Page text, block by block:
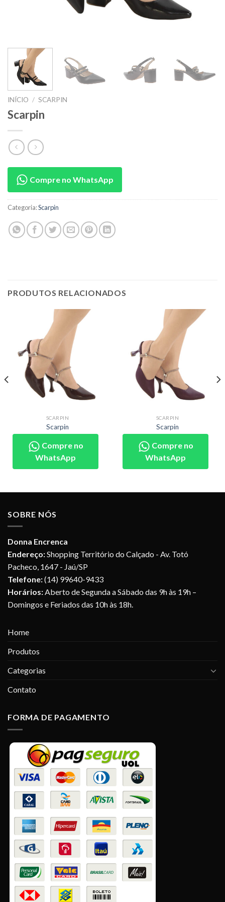
INÍCIO / SCARPIN
Scarpin
Compre no WhatsApp
Categoria:Scarpin
PRODUTOS RELACIONADOS
SCARPIN
Scarpin
Compre no
WhatsApp
SCARPIN
Scarpin
Compre no
WhatsApp
SOBRE NÓS
Donna Encrenca
Endereço:Shopping Território do Calçado - Av. Totó
Pacheco, 1647 - Jaú/SP
Telefone:(14) 99640-9433
Horários:Aberto de Segunda a Sábado das 9h às 19h –
Domingos e Feriados das 10h às 18h.
Home
Produtos
Categorias
Contato
FORMA DE PAGAMENTO